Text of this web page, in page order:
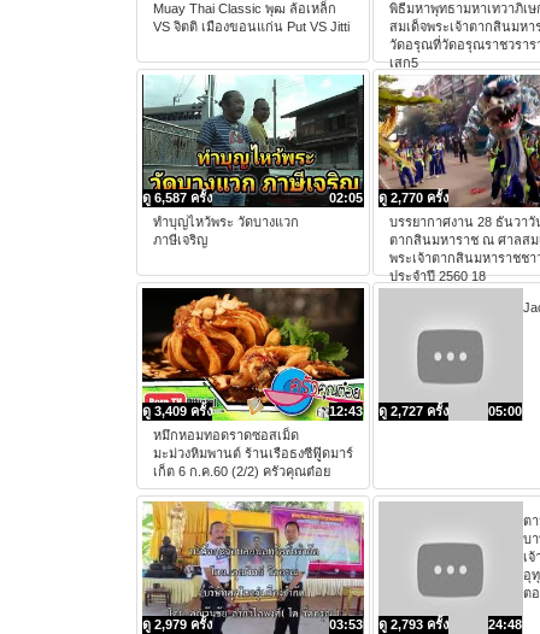
Muay Thai Classic พุฒ ล้อเหล็ก
VS จิตติ เมืองขอนแก่น Put VS Jitti
พิธีมหาพุทธามหาเทวาภิเษ
สมเด็จพระเจ้าตากสินมหา
วัดอรุณที่วัดอรุณราชวราร
เสก5
02:05
ดู 6,587 ครั้ง
ทำบุญไหว้พระ วัดบางแวก
ภาษีเจริญ
ดู 2,770 ครั้ง
บรรยากาศงาน 28 ธันวาวั
ตากสินมหาราช ณ ศาลสม
พระเจ้าตากสินมหาราชช
ประจำปี 2560 18
12:43
ดู 3,409 ครั้ง
หมึกหอมทอดราดซอสเม็ด
มะม่วงหิมพานต์ ร้านเรือธงซีฟู๊ดมาร์
เก็ต 6 ก.ค.60 (2/2) ครัวคุณต๋อย
05:00
ดู 2,727 ครั้ง
03:53
ดู 2,979 ครั้ง
24:48
ดู 2,793 ครั้ง
ต
บ
เ
อุ
ต